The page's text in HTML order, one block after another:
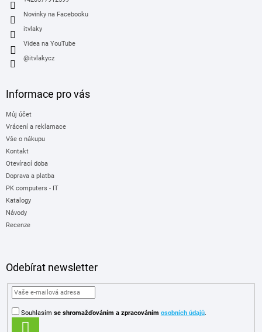
Novinky na Facebooku
itvlaky
Videa na YouTube
@itvlakycz
Informace pro vás
Můj účet
Vrácení a reklamace
Vše o nákupu
Kontakt
Otevírací doba
Doprava a platba
PK computers - IT
Katalogy
Návody
Recenze
Odebírat newsletter
Souhlasím se shromažďováním a zpracováním osobních údajů.